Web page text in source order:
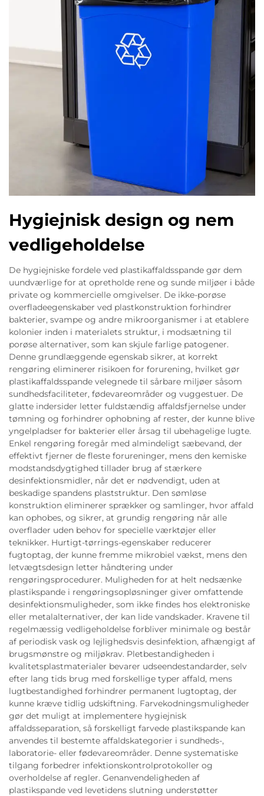
Hygiejnisk design og nem
vedligeholdelse
De hygiejniske fordele ved plastikaffaldsspande gør dem
uundværlige for at opretholde rene og sunde miljøer i både
private og kommercielle omgivelser. De ikke-porøse
overfladeegenskaber ved plastkonstruktion forhindrer
bakterier, svampe og andre mikroorganismer i at etablere
kolonier inden i materialets struktur, i modsætning til
porøse alternativer, som kan skjule farlige patogener.
Denne grundlæggende egenskab sikrer, at korrekt
rengøring eliminerer risikoen for forurening, hvilket gør
plastikaffaldsspande velegnede til sårbare miljøer såsom
sundhedsfaciliteter, fødevareområder og vuggestuer. De
glatte indersider letter fuldstændig affaldsfjernelse under
tømning og forhindrer ophobning af rester, der kunne blive
yngelpladser for bakterier eller årsag til ubehagelige lugte.
Enkel rengøring foregår med almindeligt sæbevand, der
effektivt fjerner de fleste forureninger, mens den kemiske
modstandsdygtighed tillader brug af stærkere
desinfektionsmidler, når det er nødvendigt, uden at
beskadige spandens plaststruktur. Den sømløse
konstruktion eliminerer sprækker og samlinger, hvor affald
kan ophobes, og sikrer, at grundig rengøring når alle
overflader uden behov for specielle værktøjer eller
teknikker. Hurtigt-tørrings-egenskaber reducerer
fugtoptag, der kunne fremme mikrobiel vækst, mens den
letvægtsdesign letter håndtering under
rengøringsprocedurer. Muligheden for at helt nedsænke
plastikspande i rengøringsopløsninger giver omfattende
desinfektionsmuligheder, som ikke findes hos elektroniske
eller metalalternativer, der kan lide vandskader. Kravene til
regelmæssig vedligeholdelse forbliver minimale og består
af periodisk vask og lejlighedsvis desinfektion, afhængigt af
brugsmønstre og miljøkrav. Pletbestandigheden i
kvalitetsplastmaterialer bevarer udseendestandarder, selv
efter lang tids brug med forskellige typer affald, mens
lugtbestandighed forhindrer permanent lugtoptag, der
kunne kræve tidlig udskiftning. Farvekodningsmuligheder
gør det muligt at implementere hygiejnisk
affaldsseparation, så forskelligt farvede plastikspande kan
anvendes til bestemte affaldskategorier i sundheds-,
laboratorie- eller fødevareområder. Denne systematiske
tilgang forbedrer infektionskontrolprotokoller og
overholdelse af regler. Genanvendeligheden af
plastikspande ved levetidens slutning understøtter